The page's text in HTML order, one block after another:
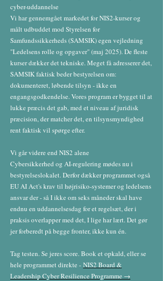
cyber-uddannelse
Vi har gennemgået markedet for NIS2-kurser og
målt udbuddet mod Styrelsen for
Samfundssikkerheds (SAMSIK) egen vejledning
"Ledelsens rolle og opgaver" (maj 2025). De fleste
kurser dækker det tekniske. Meget få adresserer det,
SAMSIK faktisk beder bestyrelsen om:
dokumenteret, løbende tilsyn - ikke en
engangsgodkendelse. Vores program er bygget til at
lukke præcis det gab, med et niveau af juridisk
præcision, der matcher det, en tilsynsmyndighed
rent faktisk vil spørge efter.
Vi går videre end NIS2 alene
Cybersikkerhed og AI-regulering mødes nu i
bestyrelseslokalet. Derfor dækker programmet også
EU AI Act's krav til højrisiko-systemer og ledelsens
ansvar der - så I ikke om seks måneder skal have
endnu en uddannelsesdag for et regelsæt, der i
praksis overlapper med det, I lige har lært. Det gør
jer forberedt på begge fronter, ikke kun én.
​Tag testen. Se jeres score. Book et opkald, eller se
hele programmet direkte - NIS2 Board &
Leadership Cyber Resilience Programme →